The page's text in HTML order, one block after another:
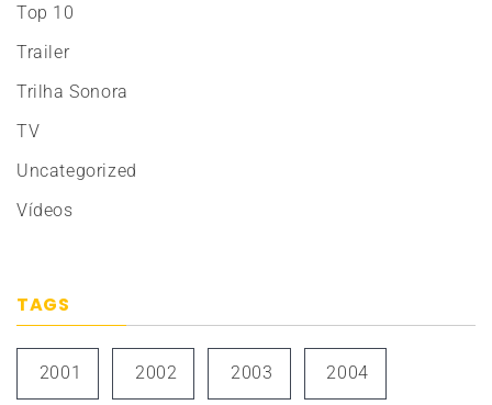
Top 10
Trailer
Trilha Sonora
TV
Uncategorized
Vídeos
TAGS
2001 2002 2003 2004